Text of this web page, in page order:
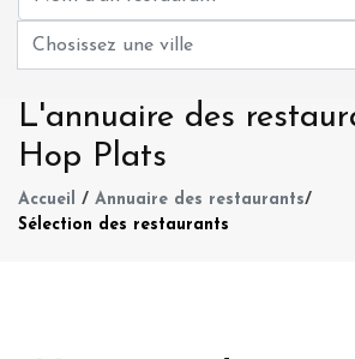
L'annuaire des
Hop Plats
Accueil / Annuaire des restaurants/
Sélection des restaurants